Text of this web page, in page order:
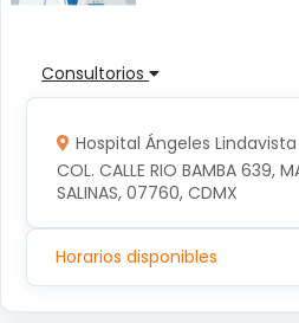
Consultorios
Hospital Ángeles Lindavista
COL. CALLE RIO BAMBA 639,
SALINAS, 07760, CDMX
Horarios disponibles